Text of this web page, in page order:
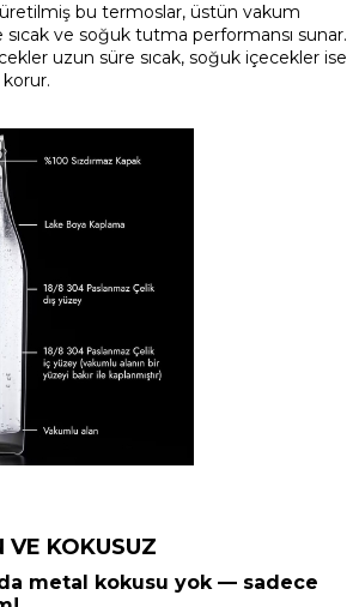
bu termoslar, üstün vakum
sıcak ve soğuk tutma performansı sunar.
uzun süre sıcak, soğuk içecekler ise
VE KOKUSUZ
metal kokusu yok — sadece